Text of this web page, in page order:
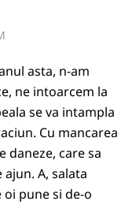
asta, n-am
ne intoarcem la
se va intampla
Cu mancarea
daneze, care sa
A, salata
oi pune si de-o